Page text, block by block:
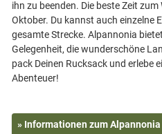
ihn zu beenden. Die beste Zeit
Oktober. Du kannst auch einzelne
gesamte Strecke. Alpannonia
Gelegenheit, die wunderschöne
pack Deinen Rucksack und erlebe
» Informationen zum Alpannonia